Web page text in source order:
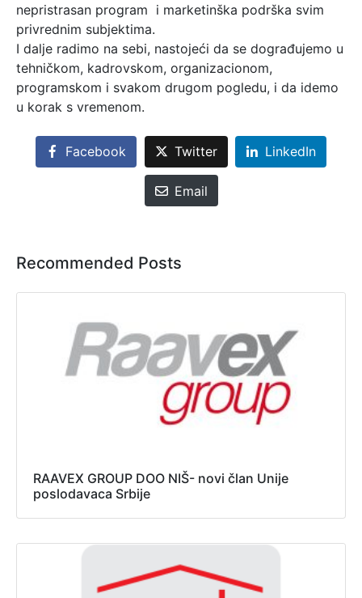
nepristrasan program i marketinška podrška svim
privrednim subjektima.
I dalje radimo na sebi, nastojeći da se dograđujemo u
tehničkom, kadrovskom, organizacionom,
programskom i svakom drugom pogledu, i da idemo
u korak s vremenom.
Facebook Twitter LinkedIn
Email
Recommended Posts
RAAVEX GROUP DOO NIŠ- novi član Unije
poslodavaca Srbije